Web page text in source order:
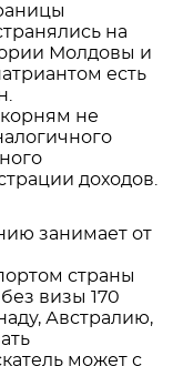
на
Молдовы и
есть
не
доходов.
занимает от
страны
визы 170
Австралию,
может с